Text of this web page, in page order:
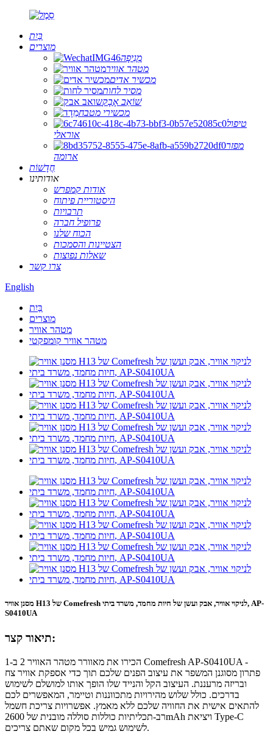
בַּיִת
מוצרים
מְנִיפָה
מטהר אוויר
מכשיר אדים
מסיר לחות
שׁוֹאֵב אָבָק
מכשירי מטבח
טיפול
אוראלי
מפזר
ארומה
חֲדָשׁוֹת
אודותינו
אודות קמפרש
היסטוריית פיתוח
תרבויות
פרופיל חברה
הכוח שלנו
הצטיינות והסמכות
שאלות נפוצות
צרו קשר
English
בַּיִת
מוצרים
מטהר אוויר
מטהר אוויר קומפקטי
מסנן אוויר H13 של Comefresh לניקוי אוויר, אבק ועשן של חיות מחמד, משרד ביתי, AP-
S0410UA
תיאור קצר:
הכירו את מאוורר מטהר האוויר 2 ב-1 Comefresh AP-S0410UA -
פתרון מסוגנן המשפר את עיצוב הפנים שלכם תוך כדי אספקת אוויר צח
ובריזה מרעננת. העיצוב הקל והנייד שלו הופך אותו למושלם לשימוש
בדרכים. כולל שלוש מהירויות מתכווננות וטיימר, המאפשרים לכם
להתאים אישית את החוויה שלכם ללא מאמץ. אפשרויות צריכת חשמל
רב-תכליתיות כוללות סוללה מובנית של 2600mAh ויציאת Type-C
לשימוש גמיש בכל מקום שאתם צריכים.